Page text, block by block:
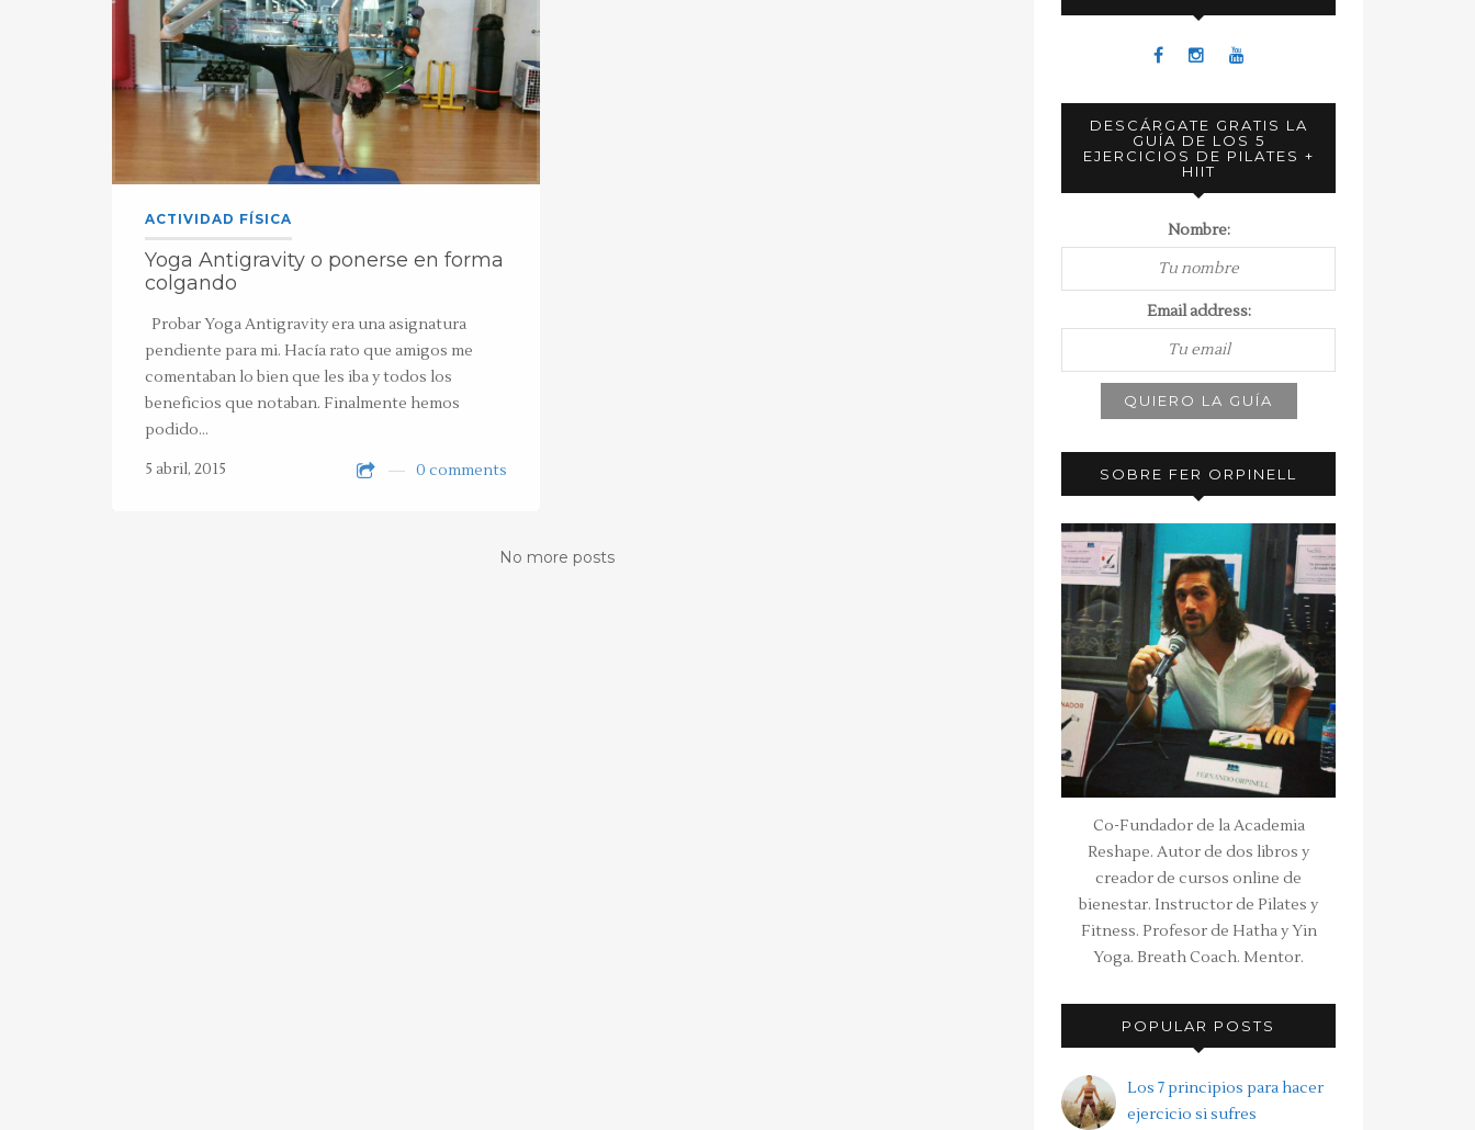
ACTIVIDAD FÍSICA
Yoga Antigravity o ponerse en forma
colgando
Probar Yoga Antigravity era una asignatura
pendiente para mi. Hacía rato que amigos me
comentaban lo bien que les iba y todos los
beneficios que notaban. Finalmente hemos
podido…
5 abril, 2015
0 comments
No more posts
DESCÁRGATE GRATIS LA
GUÍA DE LOS 5
EJERCICIOS DE PILATES +
HIIT
Nombre:
Email address:
SOBRE FER ORPINELL
Co-Fundador de la Academia
Reshape. Autor de dos libros y
creador de cursos online de
bienestar. Instructor de Pilates y
Fitness. Profesor de Hatha y Yin
Yoga. Breath Coach. Mentor.
POPULAR POSTS
Los 7 principios para hacer
ejercicio si sufres